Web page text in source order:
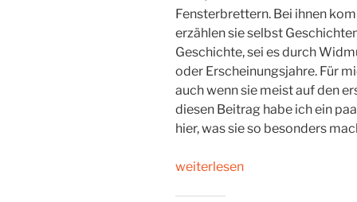
Fensterbrettern. Bei ihnen
erzählen sie selbst
Geschichte, sei es durch
oder Erscheinungsjahre. Für
auch wenn sie meist auf den
diesen Beitrag habe ich ein
hier, was sie so besonders
„Papiergewordene
weiterlesen